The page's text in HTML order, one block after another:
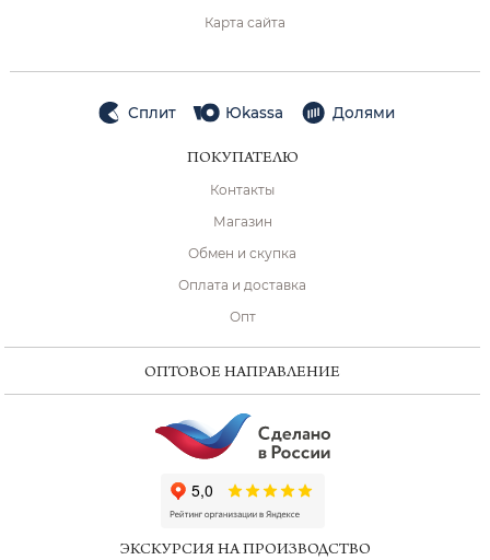
Карта сайта
Сплит Юkassa Долями
ПОКУПАТЕЛЮ
Контакты
Магазин
Обмен и скупка
Оплата и доставка
Опт
ОПТОВОЕ НАПРАВЛЕНИЕ
ЭКСКУРСИЯ НА ПРОИЗВОДСТВО